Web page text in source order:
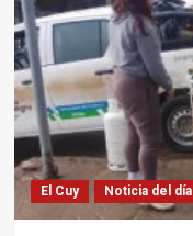
El Cuy Noticia del día